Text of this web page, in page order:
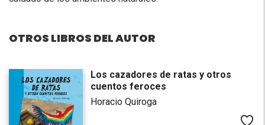
OTROS LIBROS DEL AUTOR
Los cazadores de ratas y otros
cuentos feroces
Horacio Quiroga